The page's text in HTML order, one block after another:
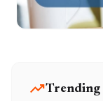
trending_upTrending